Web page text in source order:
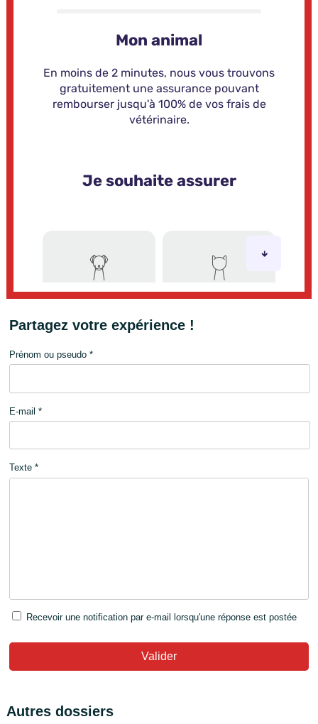
Partagez votre expérience !
Prénom ou pseudo *
E-mail *
Texte *
Recevoir une notification par e-mail lorsqu'une réponse est postée
Valider
Autres dossiers